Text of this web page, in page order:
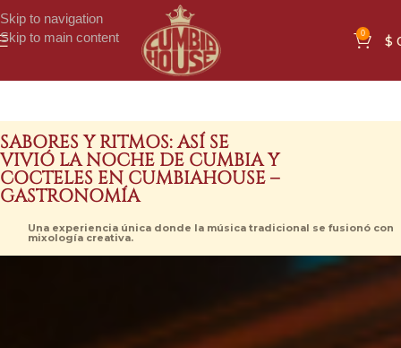
Skip to navigation
Skip to main content
0 $
SABORES Y RITMOS: ASÍ SE
VIVIÓ LA NOCHE DE CUMBIA Y
COCTELES EN CUMBIAHOUSE –
GASTRONOMÍA
Una experiencia única donde la música tradicional se fusionó con
mixología creativa.